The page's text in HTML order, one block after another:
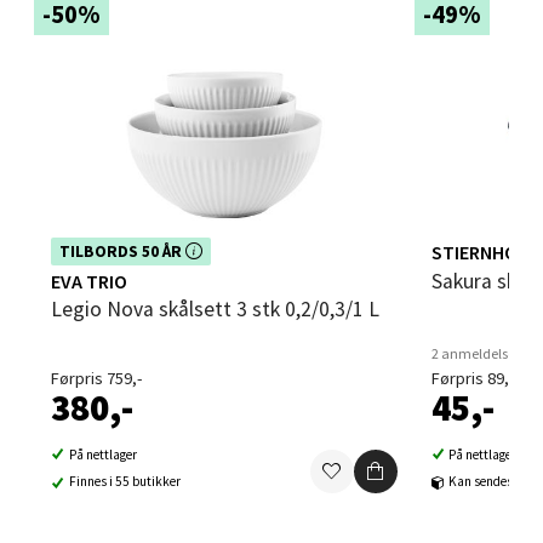
-50%
TILBORDS 50 ÅR
Dette produktet er inkludert i vår kampanje. Benytt
deg av rabatten i dag!
EVA TRIO
Legio Nova skålsett 3 stk 0,2/0,3/1 L
Førpris 759,-
380,-
På nettlager
Finnes i 55 butikker
-49%
STIERNHOLM
Sakura
2 anmeldelser
Førpris 89,-
45,-
På nettlager
Kan sendes til
Sandvika - Thon Senter Sandvika
Åpent i dag 10-21
Velg
Bergen - Thon Senter Sartor
Sartorvegen 12, 5353 Straume